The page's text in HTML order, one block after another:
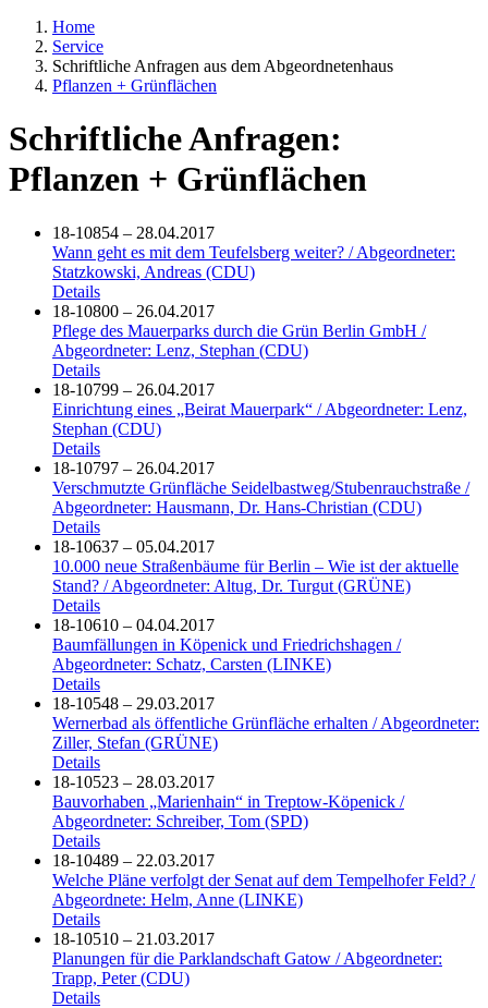
Home
Service
Schriftliche Anfragen aus dem Abgeordnetenhaus
Pflanzen + Grünflächen
Schriftliche Anfragen:
Pflanzen + Grünflächen
18-10854 – 28.04.2017
Wann geht es mit dem Teufelsberg weiter? / Abgeordneter:
Statzkowski, Andreas (CDU)
Details
18-10800 – 26.04.2017
Pflege des Mauerparks durch die Grün Berlin GmbH /
Abgeordneter: Lenz, Stephan (CDU)
Details
18-10799 – 26.04.2017
Einrichtung eines „Beirat Mauerpark“ / Abgeordneter: Lenz,
Stephan (CDU)
Details
18-10797 – 26.04.2017
Verschmutzte Grünfläche Seidelbastweg/Stubenrauchstraße /
Abgeordneter: Hausmann, Dr. Hans-Christian (CDU)
Details
18-10637 – 05.04.2017
10.000 neue Straßenbäume für Berlin – Wie ist der aktuelle
Stand? / Abgeordneter: Altug, Dr. Turgut (GRÜNE)
Details
18-10610 – 04.04.2017
Baumfällungen in Köpenick und Friedrichshagen /
Abgeordneter: Schatz, Carsten (LINKE)
Details
18-10548 – 29.03.2017
Wernerbad als öffentliche Grünfläche erhalten / Abgeordneter:
Ziller, Stefan (GRÜNE)
Details
18-10523 – 28.03.2017
Bauvorhaben „Marienhain“ in Treptow-Köpenick /
Abgeordneter: Schreiber, Tom (SPD)
Details
18-10489 – 22.03.2017
Welche Pläne verfolgt der Senat auf dem Tempelhofer Feld? /
Abgeordnete: Helm, Anne (LINKE)
Details
18-10510 – 21.03.2017
Planungen für die Parklandschaft Gatow / Abgeordneter:
Trapp, Peter (CDU)
Details